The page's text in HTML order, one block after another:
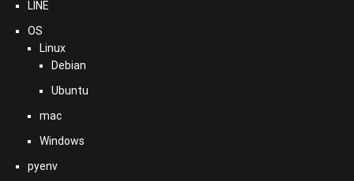
LINE
OS
Linux
Debian
Ubuntu
mac
Windows
pyenv